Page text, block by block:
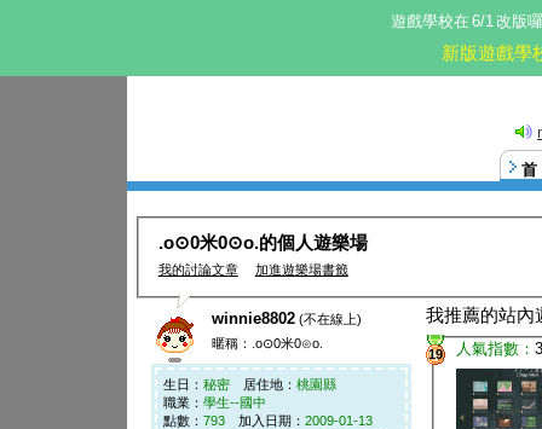
遊戲學校在 6/1改版
新版遊戲學
.o⊙0米0⊙o.的個人遊樂場
我的討論文章 加進遊樂場書籤
winnie8802 (不在線上)
暱稱：.o⊙0米0⊙o.
生日： 秘密 居住地： 桃園縣
職業： 學生--國中
點數： 793 加入日期： 2009-01-13
我推薦的站內
19 人氣指數：